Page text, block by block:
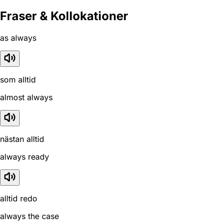
Fraser & Kollokationer
as always
som alltid
almost always
nästan alltid
always ready
alltid redo
always the case